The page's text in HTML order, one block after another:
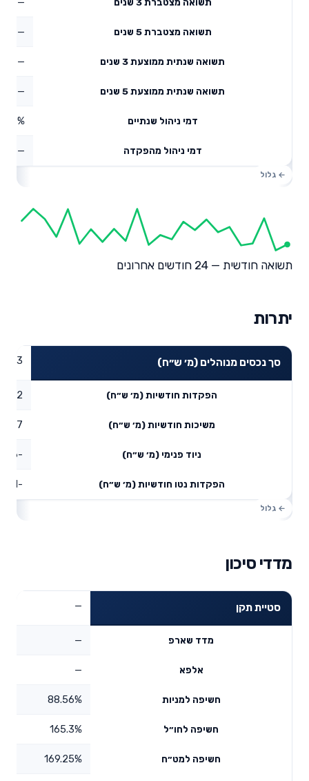
תשואה מצטברת 5 שנים —
תשואה שנתית ממוצעת 3 שנים —
תשואה שנתית ממוצעת 5 שנים —
דמי ניהול שנתיים
דמי ניהול מהפקדה —
תשואה חודשית — 24 חודשים אחרונים
יתרות
סך נכסים מנוהלים (מ׳ ש״ח)
הפקדות חודשיות (מ׳ ש״ח) 1.62
משיכות חודשיות (מ׳ ש״ח) 0.27
ניוד פנימי (מ׳ ש״ח) -3.06
הפקדות נטו חודשיות (מ׳ ש״ח) -1.71
מדדי סיכון
סטיית תקן —
מדד שארפ —
אלפא —
חשיפה למניות 88.56%
חשיפה לחו״ל 165.3%
חשיפה למט״ח 169.25%